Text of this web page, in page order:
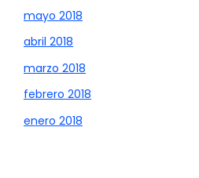
mayo 2018
abril 2018
marzo 2018
febrero 2018
enero 2018